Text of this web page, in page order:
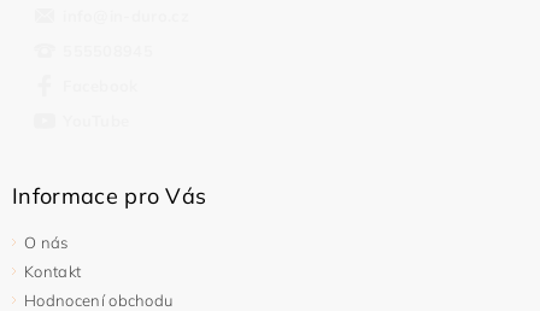
Informace pro Vás
O nás
Kontakt
Hodnocení obchodu